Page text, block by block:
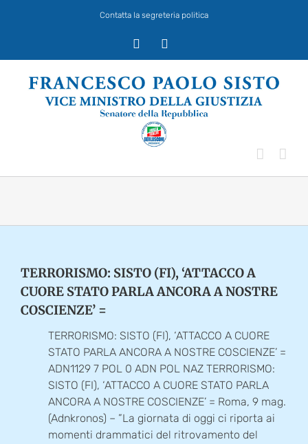
Contatta la segreteria politica
TERRORISMO: SISTO (FI), ‘ATTACCO A
CUORE STATO PARLA ANCORA A NOSTRE
COSCIENZE’ =
TERRORISMO: SISTO (FI), ‘ATTACCO A CUORE
STATO PARLA ANCORA A NOSTRE COSCIENZE’ =
ADN1129 7 POL 0 ADN POL NAZ TERRORISMO:
SISTO (FI), ‘ATTACCO A CUORE STATO PARLA
ANCORA A NOSTRE COSCIENZE’ = Roma, 9 mag.
(Adnkronos) – ”La giornata di oggi ci riporta ai
momenti drammatici del ritrovamento del